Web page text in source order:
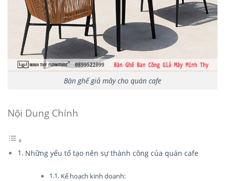
Bàn ghế giả mây cho quán cafe
Nội Dung Chính
Những yếu tố tạo nên sự thành công của quán cafe
Kế hoạch kinh doanh: